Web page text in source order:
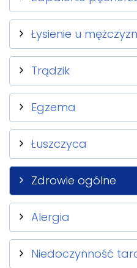
Łysienie u mężczyzn
Trądzik
Egzema
Łuszczyca
Zdrowie ogólne
Alergia
Niedoczynność